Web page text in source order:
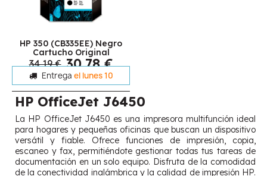
HP 350 (CB335EE) Negro
Cartucho Original
34,19 € 30,78 €
Entrega el lunes 10
HP OfficeJet J6450
La HP OfficeJet J6450 es una impresora multifunción ideal
para hogares y pequeñas oficinas que buscan un dispositivo
versátil y fiable. Ofrece funciones de impresión, copia,
escaneo y fax, permitiéndote gestionar todas tus tareas de
documentación en un solo equipo. Disfruta de la comodidad
de la conectividad inalámbrica y la calidad de impresión HP.